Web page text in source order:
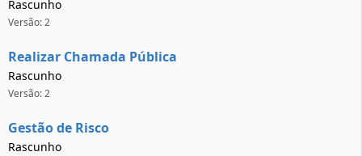
Rascunho
Versão: 2
Realizar Chamada Pública
Rascunho
Versão: 2
Gestão de Risco
Rascunho